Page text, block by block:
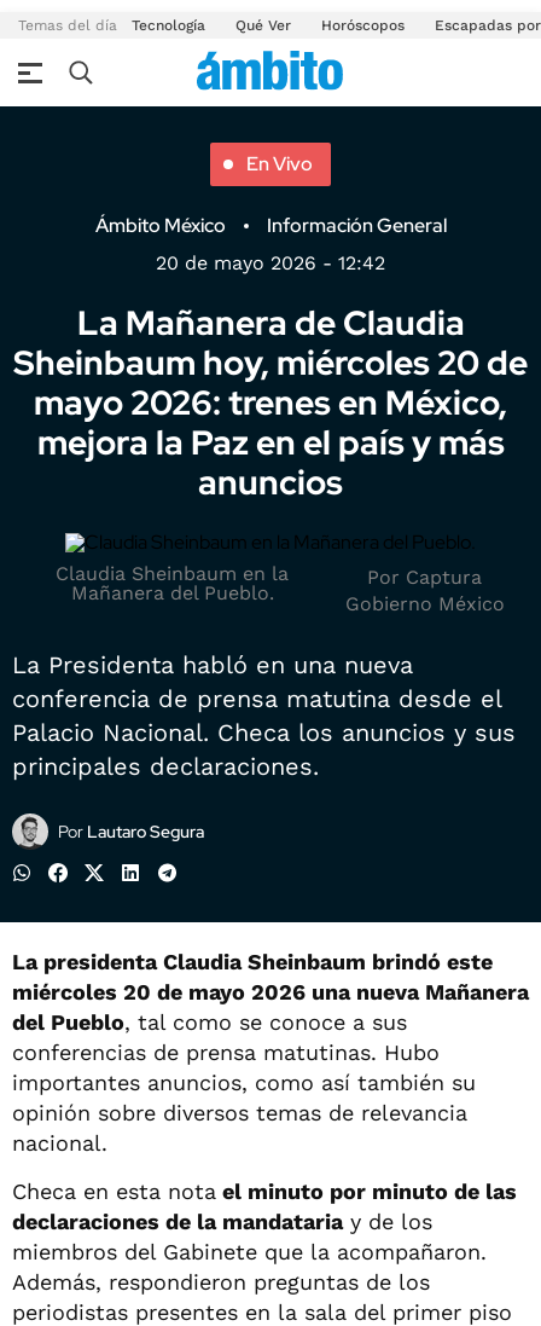
Temas del día Tecnología Qué Ver Horóscopos Escapadas
En Vivo
Ámbito México Información General
20 de mayo 2026 - 12:42
La Mañanera de Claudia
Sheinbaum hoy, miércoles 20 de
mayo 2026: trenes en México,
mejora la Paz en el país y más
anuncios
Claudia Sheinbaum en la
Mañanera del Pueblo.
Por Captura
Gobierno México
La Presidenta habló en una nueva
conferencia de prensa matutina desde el
Palacio Nacional. Checa los anuncios y sus
principales declaraciones.
Por Lautaro Segura
La presidenta Claudia Sheinbaum brindó este
miércoles 20 de mayo 2026 una nueva Mañanera
del Pueblo, tal como se conoce a sus
conferencias de prensa matutinas. Hubo
importantes anuncios, como así también su
opinión sobre diversos temas de relevancia
nacional.
Checa en esta nota el minuto por minuto de las
declaraciones de la mandatariay de los
miembros del Gabinete que la acompañaron.
Además, respondieron preguntas de los
periodistas presentes en la sala del primer piso